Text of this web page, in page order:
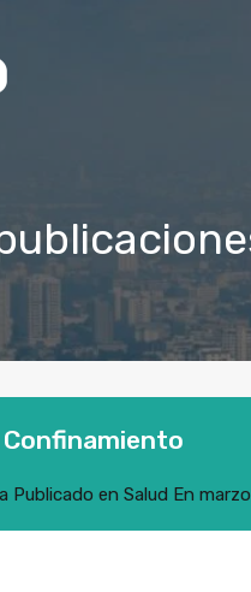
Publicado en Salud En